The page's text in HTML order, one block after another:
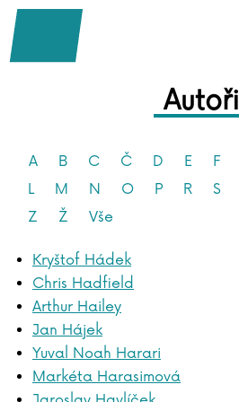
Autoři
A B C Č D E F
L
M N O P R S
Z
Ž Vše
Kryštof Hádek
Chris Hadfield
Arthur Hailey
Jan Hájek
Yuval Noah Harari
Markéta Harasimová